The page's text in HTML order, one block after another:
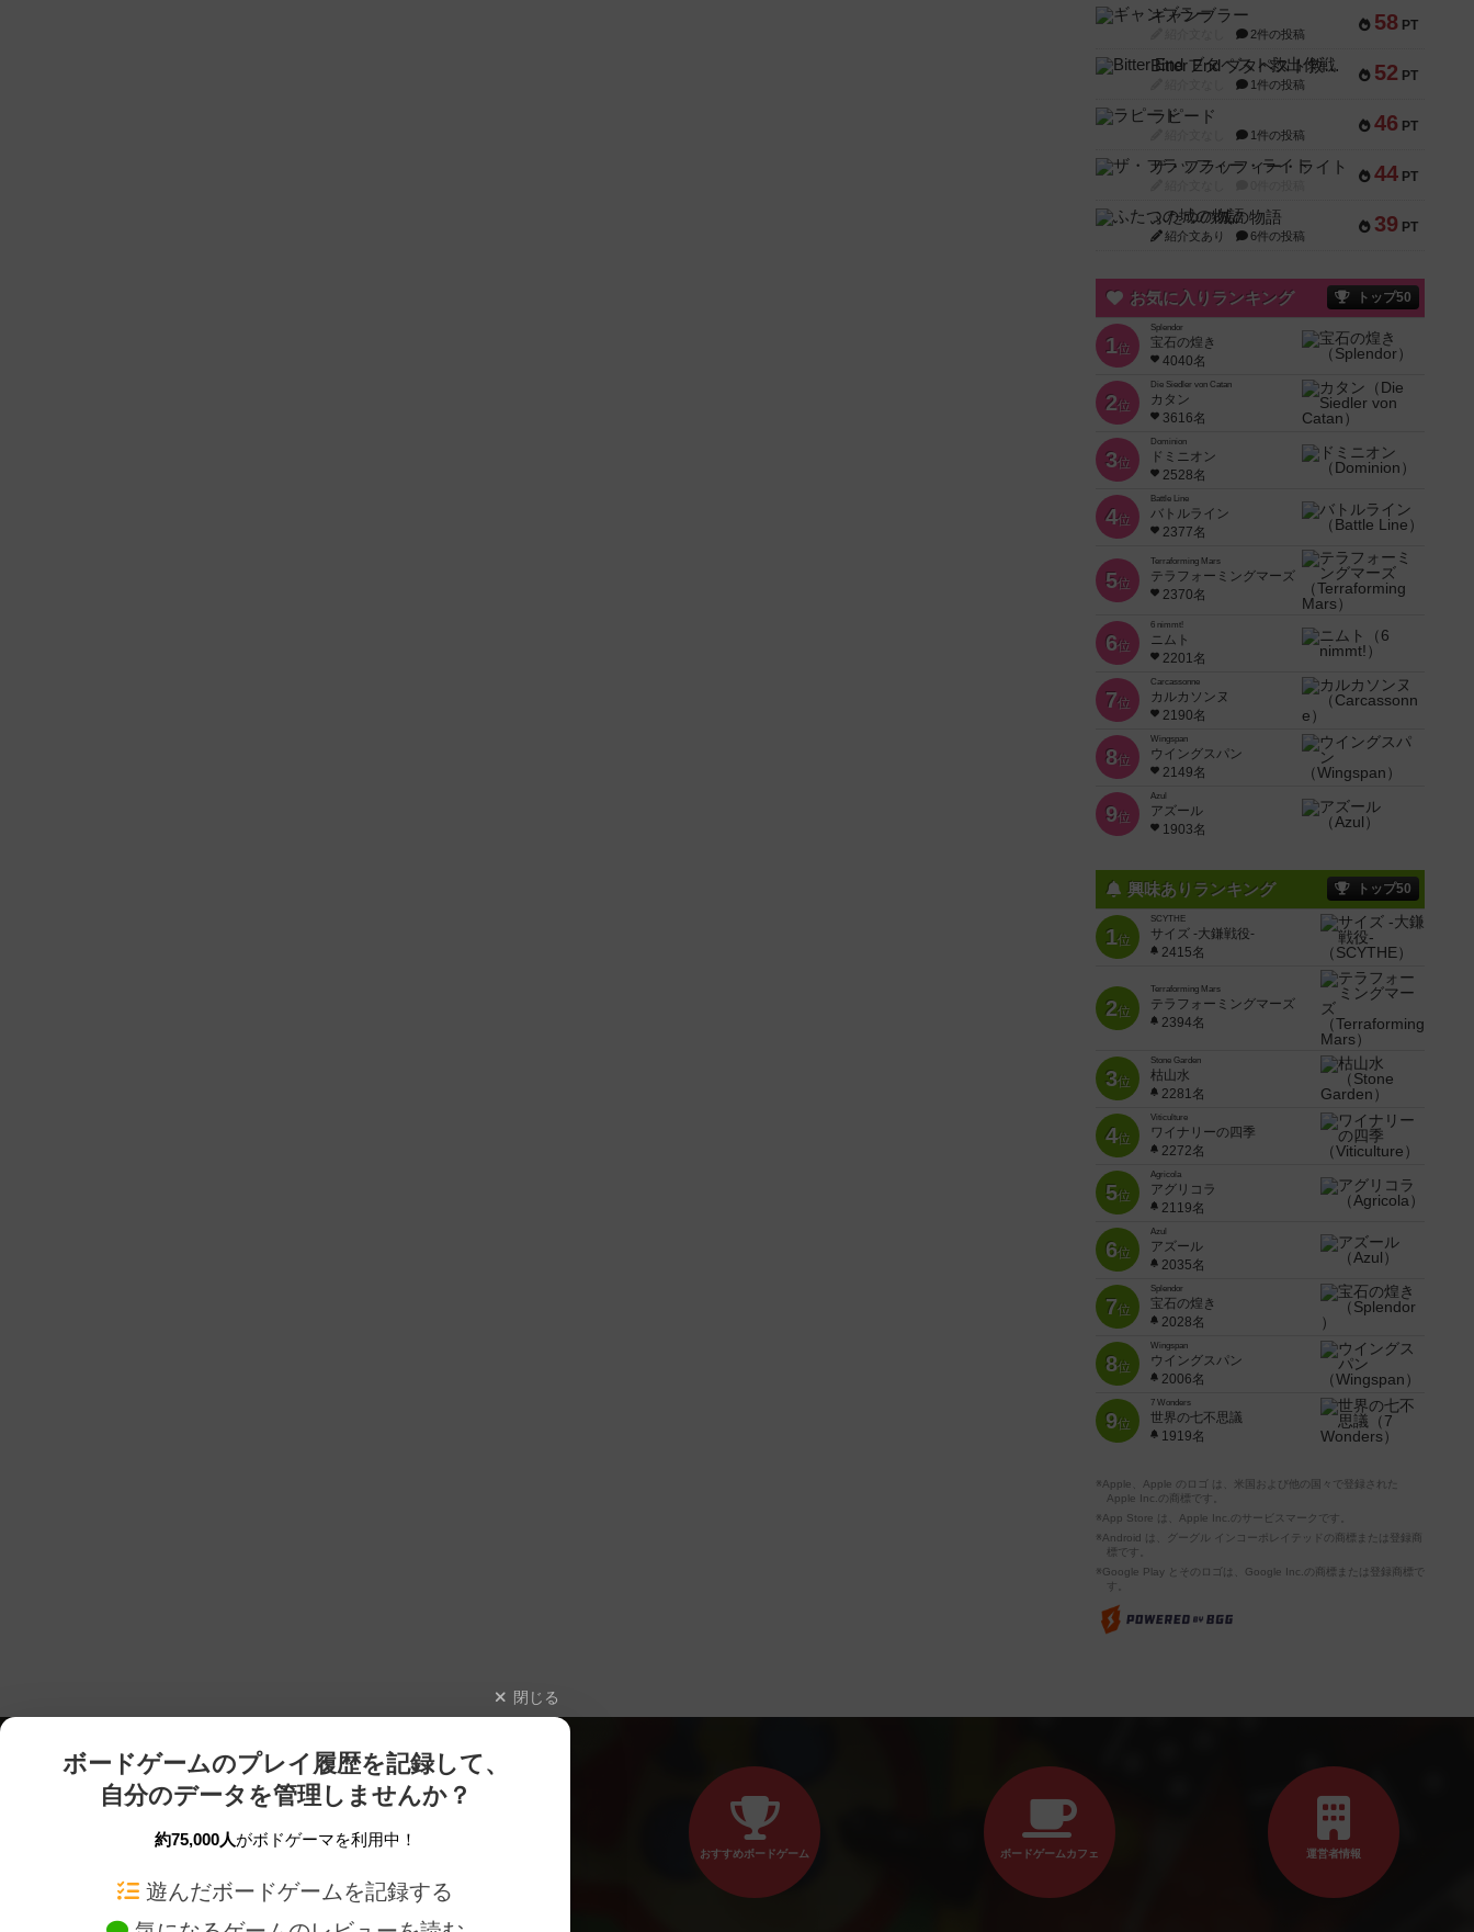
58 PT
ギャンブラー
2件の投稿
52 PT
Bitter End ブタペスト救出作戦
1件の投稿
46 PT
ラピード
1件の投稿
44 PT
ザ・フラッフィー・ライト
39 PT
ふたつの城の物語
紹介文あり 6件の投稿
お気に入りランキング トップ50
1位
Splendor
宝石の煌き
4040名
2位
Die Siedler von Catan
カタン
3616名
3位
Dominion
ドミニオン
2528名
4位
Battle Line
バトルライン
2377名
5位
Terraforming Mars
テラフォーミングマーズ
2370名
6位
6 nimmt!
ニムト
2201名
7位
Carcassonne
カルカソンヌ
2190名
8位
Wingspan
ウイングスパン
2149名
9位
Azul
アズール
1903名
興味ありランキング トップ50
1位
SCYTHE
サイズ -大鎌戦役-
2415名
2位
Terraforming Mars
テラフォーミングマーズ
2394名
3位
Stone Garden
枯山水
2281名
4位
Viticulture
ワイナリーの四季
2272名
5位
Agricola
アグリコラ
2119名
6位
Azul
アズール
2035名
7位
Splendor
宝石の煌き
2028名
8位
Wingspan
ウイングスパン
2006名
9位
7 Wonders
世界の七不思議
1919名
※Apple、Apple のロゴ は、米国および他の国々で登録された
Apple Inc.の商標です。
※App Store は、Apple Inc.のサービスマークです。
※Android は、グーグル インコーポレイテッドの商標または登録商
標です。
※Google Play とそのロゴは、Google Inc.の商標または登録商標で
す。
閉じる
ボードゲームのプレイ履歴を記録して、
自分のデータを管理しませんか？
約75,000人がボドゲーマを利用中！
遊んだボードゲームを記録する
おすすめボードゲーム ボードゲームカフェ 運営者情報